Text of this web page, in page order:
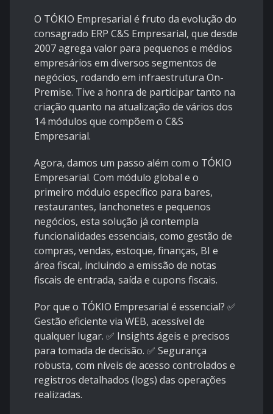
O TÓKIO Empresarial é fruto da evolução do
consagrado ERP C&S Empresarial, que desde
2007 agrega valor para pequenos e médios
empresários em diversos segmentos de
negócios, rodando em infraestrutura On-
Premise. Tive a honra de participar tanto na
criação quanto na atualização de vários dos
14 módulos que compõem o C&S
Empresarial.
Agora, damos um passo além com o TÓKIO
Empresarial. Com módulo global e o
primeiro módulo específico para bares,
restaurantes, lanchonetes e pequenos
negócios, esta solução já contempla
funcionalidades essenciais, como gestão de
compras, vendas, estoque, finanças, BI e
área fiscal, incluindo a emissão de notas
fiscais de entrada, saída e cupons fiscais.
Por que o TÓKIO Empresarial é essencial? ✅
Gestão eficiente via WEB, acessível de
qualquer lugar. ✅ Insights ágeis e precisos
para tomada de decisão. ✅ Segurança
robusta, com níveis de acesso controlados e
registros detalhados (logs) das operações
realizadas.